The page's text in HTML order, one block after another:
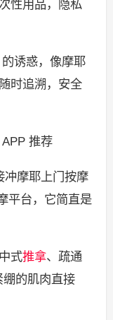
性用品，隐私
诱惑，像摩耶
时追溯，安全
推荐
摩耶上门按摩
平台，它简直是
式推拿、疏通
的肌肉直接